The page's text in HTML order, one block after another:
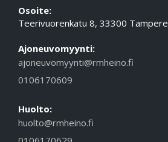
Osoite:
Teerivuorenkatu 8, 33300 Tampere
Ajoneuvomyynti:
ajoneuvomyynti@rmheino.fi
0106170609
Huolto:
huolto@rmheino.fi